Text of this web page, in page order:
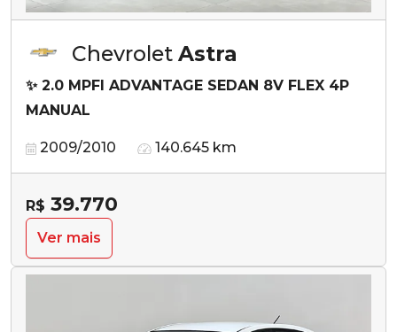
Chevrolet Astra
✨ 2.0 MPFI ADVANTAGE SEDAN 8V FLEX 4P
MANUAL
2009/2010 140.645 km
R$ 39.770
Ver mais